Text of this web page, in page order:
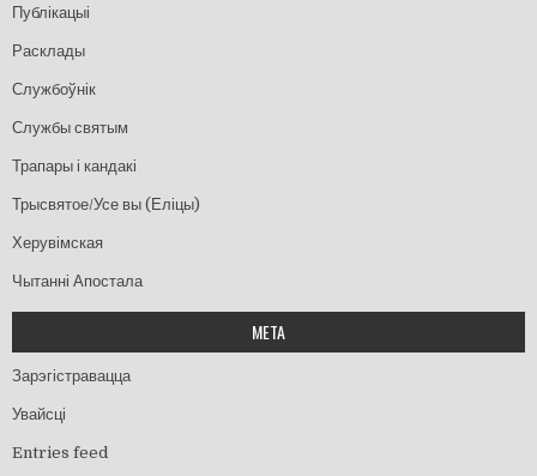
Публікацыі
Расклады
Службоўнік
Службы святым
Трапары і кандакі
Трысвятое/Усе вы (Еліцы)
Херувімская
Чытанні Апостала
МЕТА
Зарэгістравацца
Увайсці
Entries feed